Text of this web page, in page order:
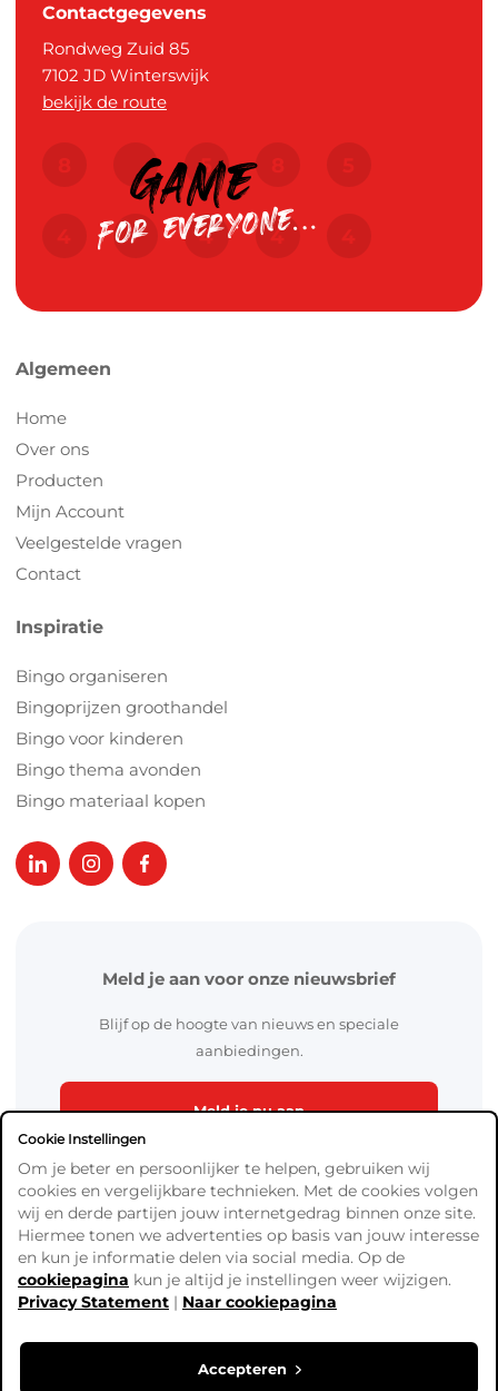
Contactgegevens
Rondweg Zuid 85
7102 JD Winterswijk
bekijk de route
Algemeen
Home
Over ons
Producten
Mijn Account
Veelgestelde vragen
Contact
Inspiratie
Bingo organiseren
Bingoprijzen groothandel
Bingo voor kinderen
Bingo thema avonden
Bingo materiaal kopen
Meld je aan voor onze nieuwsbrief
Blijf op de hoogte van nieuws en speciale
aanbiedingen.
Meld je nu aan
Algemene Voorwaarden
Verzend- en betaalinformatie
Cookie Instellingen
Om je beter en persoonlijker te helpen, gebruiken wij
cookies en vergelijkbare technieken. Met de cookies volgen
wij en derde partijen jouw internetgedrag binnen onze site.
Hiermee tonen we advertenties op basis van jouw interesse
en kun je informatie delen via social media. Op de
cookiepagina kun je altijd je instellingen weer wijzigen.
Privacy Statement | Naar cookiepagina
Accepteren